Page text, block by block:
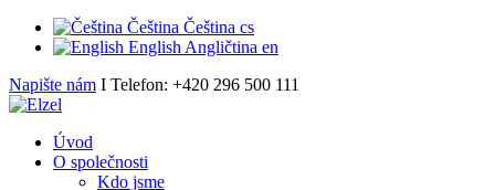
Čeština Čeština cs
English Angličtina en
Napište nám I Telefon: +420 296 500 111
Úvod
O společnosti
Kdo jsme